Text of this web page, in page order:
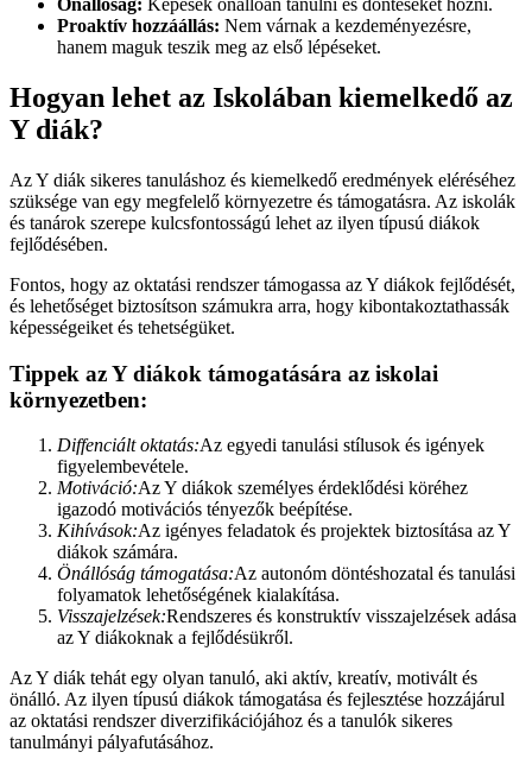
Önállóság: Képesek önállóan tanulni és döntéseket hozni.
Proaktív hozzáállás: Nem várnak a kezdeményezésre,
hanem maguk teszik meg az első lépéseket.
Hogyan lehet az Iskolában kiemelkedő az
Y diák?
Az Y diák sikeres tanuláshoz és kiemelkedő eredmények eléréséhez
szüksége van egy megfelelő környezetre és támogatásra. Az iskolák
és tanárok szerepe kulcsfontosságú lehet az ilyen típusú diákok
fejlődésében.
Fontos, hogy az oktatási rendszer támogassa az Y diákok fejlődését,
és lehetőséget biztosítson számukra arra, hogy kibontakoztathassák
képességeiket és tehetségüket.
Tippek az Y diákok támogatására az iskolai
környezetben:
Diffenciált oktatás:Az egyedi tanulási stílusok és igények
figyelembevétele.
Motiváció:Az Y diákok személyes érdeklődési köréhez
igazodó motivációs tényezők beépítése.
Kihívások:Az igényes feladatok és projektek biztosítása az Y
diákok számára.
Önállóság támogatása:Az autonóm döntéshozatal és tanulási
folyamatok lehetőségének kialakítása.
Visszajelzések:Rendszeres és konstruktív visszajelzések adása
az Y diákoknak a fejlődésükről.
Az Y diák tehát egy olyan tanuló, aki aktív, kreatív, motivált és
önálló. Az ilyen típusú diákok támogatása és fejlesztése hozzájárul
az oktatási rendszer diverzifikációjához és a tanulók sikeres
tanulmányi pályafutásához.